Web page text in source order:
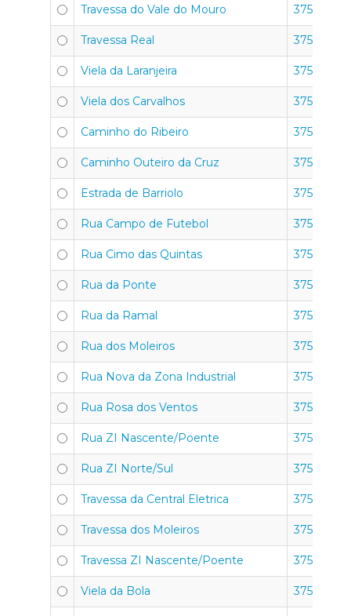
Travessa do Vale do Mouro 3750-352
Travessa Real 3750-352
Viela da Laranjeira 3750-352
Viela dos Carvalhos 3750-352
Caminho do Ribeiro 3750-351
Caminho Outeiro da Cruz 3750-351
Estrada de Barriolo 3750-351
Rua Campo de Futebol 3750-351
Rua Cimo das Quintas 3750-351
Rua da Ponte 3750-351
Rua da Ramal 3750-351
Rua dos Moleiros 3750-351
Rua Nova da Zona Industrial 3750-351
Rua Rosa dos Ventos 3750-351
Rua ZI Nascente/Poente 3750-351
Rua ZI Norte/Sul 3750-351
Travessa da Central Eletrica 3750-351
Travessa dos Moleiros 3750-351
Travessa ZI Nascente/Poente 3750-351
Viela da Bola 3750-351